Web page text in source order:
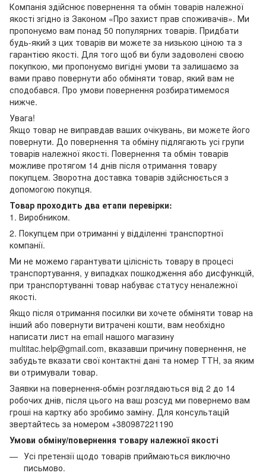
Компанія здійснює повернення та обмін товарів належної
якості згідно із Законом «Про захист прав споживачів». Ми
пропонуємо вам понад 50 популярних товарів. Придбати
будь-який з цих товарів ви можете за низькою ціною та з
гарантією якості. Для того щоб ви були задоволені своєю
покупкою, ми пропонуємо вигідні умови та залишаємо за
вами право повернути або обміняти товар, який вам не
сподобався. Про умови повернення розбиратимемося
нижче.
Увага!
Якщо товар не виправдав ваших очікувань, ви можете його
повернути. До повернення та обміну підлягають усі групи
товарів належної якості. Повернення та обмін товарів
можливе протягом 14 днів після отримання товару
покупцем. Зворотна доставка товарів здійснюється з
допомогою покупця.
Товар проходить два етапи перевірки:
1. Виробником.
2. Покупцем при отриманні у відділенні транспортної
компанії.
Ми не можемо гарантувати цілісність товару в процесі
транспортування, у випадках пошкодження або дисфункцій,
при транспортуванні товар набуває статусу неналежної
якості.
Якщо після отримання посилки ви хочете обміняти товар на
інший або повернути витрачені кошти, вам необхідно
написати лист на email нашого магазину
multitac.help@gmail.com, вказавши причину повернення, не
забудьте вказати свої контактні дані та номер ТТН, за яким
ви отримували товар.
Заявки на повернення-обмін розглядаються від 2 до 14
робочих днів, після цього на ваш розсуд ми повернемо вам
гроші на картку або зробимо заміну. Для консультацій
звертайтесь за номером +380987221190
Умови обміну/повернення товару належної якості
Усі претензії щодо товарів приймаються виключно
письмово.